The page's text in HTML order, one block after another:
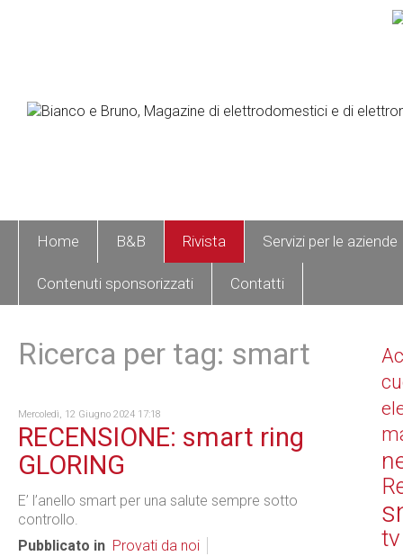
Home B&B Rivista Servizi per le aziende
Contenuti sponsorizzati Contatti
Ricerca per tag: smart
Mercoledì, 12 Giugno 2024 17:18
RECENSIONE: smart ring
GLORING
E’ l’anello smart per una salute sempre sotto
controllo.
Pubblicato in Provati da noi tv